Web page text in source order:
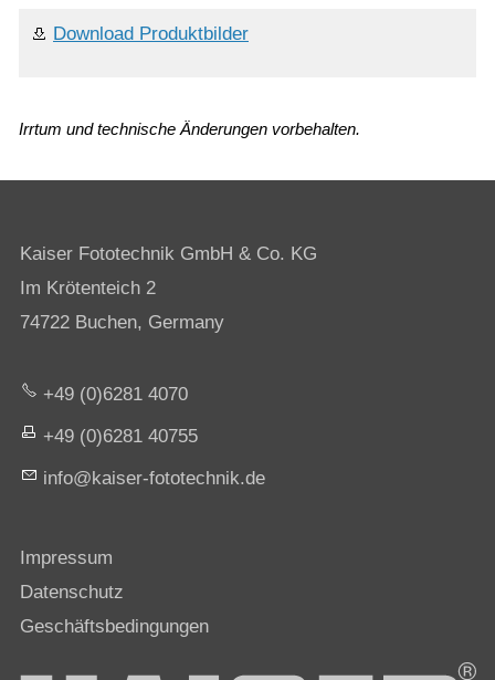
Download Produktbilder
Irrtum und technische Änderungen vorbehalten.
Kaiser Fototechnik GmbH & Co. KG
Im Krötenteich 2
74722 Buchen, Germany
+49 (0)6281 4070
+49 (0)6281 40755
nf
k s r-f t t chn k d
Impressum
Datenschutz
Geschäftsbedingungen